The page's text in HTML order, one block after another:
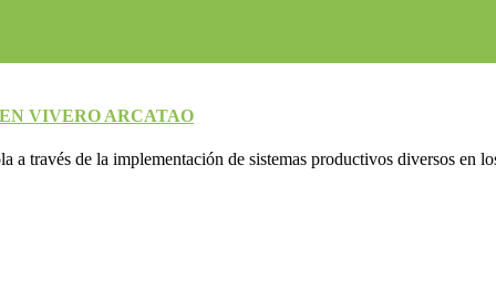
VIVERO ARCATAO
a través de la implementación de sistemas productivos diversos en